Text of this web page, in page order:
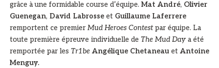
grâce à une formidable course d’équipe. Mat André, Olivier
Guenegan, David Labrosse et Guillaume Laferrere
remportent ce premierMud Heroes Contestpar équipe. La
toute première épreuve individuelle de The Mud Day a été
remportée par les Tr1be Angélique Chetaneau et Antoine
Menguy.